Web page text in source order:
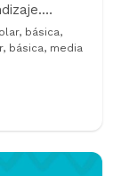
el uso
básica,
básica, media